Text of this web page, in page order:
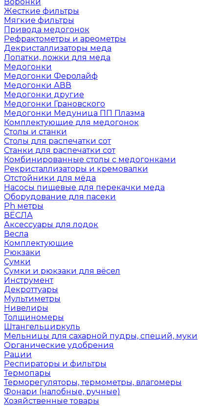
Жесткие фильтры
Мягкие фильтры
Привода медогонок
Рефрактометры и ареометры
Декристаллизаторы меда
Лопатки, ложки для меда
Медогонки
Медогонки Феролайф
Медогонки АВВ
Медогонки другие
Медогонки Грановского
Медогонки Медуница ПП Плазма
Комплектующие для медогонок
Столы и станки
Столы для распечатки сот
Станки для распечатки сот
Комбинированные столы с медогонками
Рекристаллизаторы и кремовалки
Отстойники для мёда
Насосы пищевые для перекачки меда
Оборудование для пасеки
Ph метры
ВЁСЛА
Аксессуары для лодок
Весла
Комплектующие
Рюкзаки
Сумки
Сумки и рюкзаки для вёсел
Инструмент
Декроттуары
Мультиметры
Нивелиры
Толщиномеры
Штангельциркуль
Мельницы для сахарной пудры, специй, муки
Органические удобрения
Рации
Респираторы и фильтры
Термопары
Терморегуляторы, термометры, влагомеры
Фонари (налобные, ручные)
Хозяйственные товары